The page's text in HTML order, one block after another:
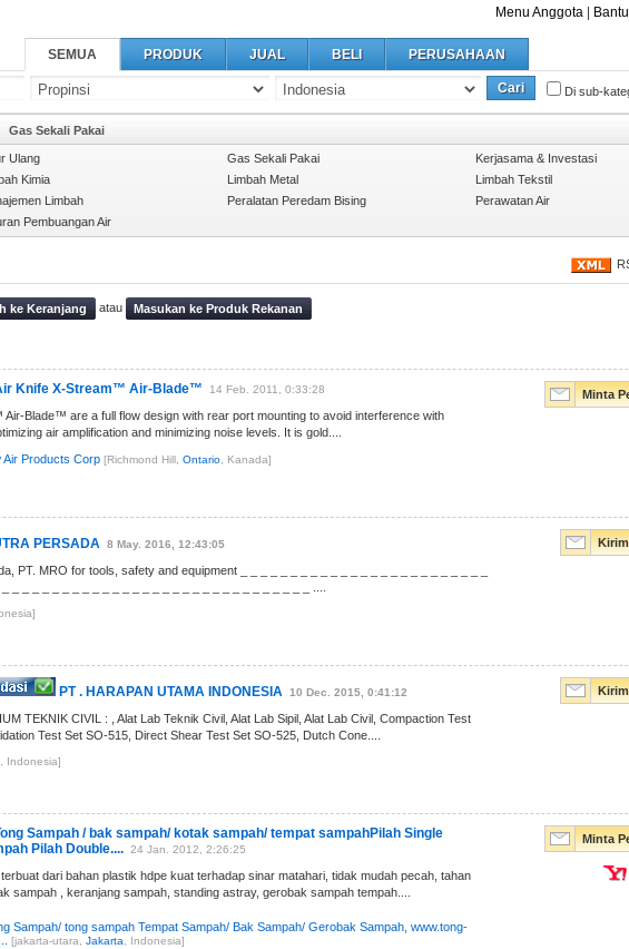
Menu Anggota
SEMUA PRODUK JUAL BELI PERUSAHAAN
Cari Di sub-
Gas Sekali Pakai
Ulang Gas Sekali Pakai
Kerjasama & Investasi
Kimia Limbah Metal
Limbah Tekstil
Limbah Peralatan Peredam Bising
Perawatan Air
Pembuangan Air
ke Keranjang atau
Masukan ke Produk Rekanan
Minta
Knife X-Stream™ Air-Blade™ 14 Feb. 2011, 0:33:28
Blade™ are a full flow design with rear port mounting to avoid interference with
air amplification and minimizing noise levels. It is gold....
Air Products Corp [Richmond Hill, Ontario , Kanada]
PERSADA 8 May. 2016, 12:43:05
PT. MRO for tools, safety and equipment _ _ _ _ _ _ _ _ _ _ _ _ _ _ _ _ _ _ _ _ _ _ _ _ _
PT . HARAPAN UTAMA INDONESIA 10 Dec. 2015, 0:41:12
TEKNIK CIVIL : , Alat Lab Teknik Civil, Alat Lab Sipil, Alat Lab Civil, Compaction Test
Test Set SO-515, Direct Shear Test Set SO-525, Dutch Cone....
, Indonesia]
Minta
Sampah / bak sampah/ kotak sampah/ tempat sampahPilah Single
Pilah Double.... 24 Jan. 2012, 2:26:25
dari bahan plastik hdpe kuat terhadap sinar matahari, tidak mudah pecah, tahan
sampah , keranjang sampah, standing astray, gerobak sampah tempah....
Sampah/ tong sampah Tempat Sampah/ Bak Sampah/ Gerobak Sampah, www.tong-
[jakarta-utara, Jakarta , Indonesia]